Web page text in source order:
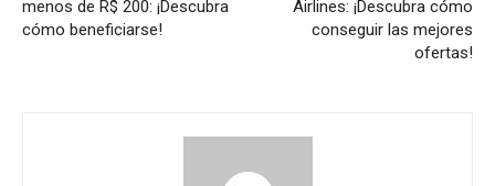
menos de R$ 200: ¡Descubra
cómo beneficiarse!
Airlines: ¡Descubra cómo
conseguir las mejores
ofertas!